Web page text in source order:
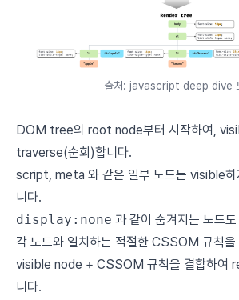
출처: javascript deep dive
DOM tree의 root node부터 시작하여,
traverse(순회)합니다.
script, meta 와 같은 일부 노드는 visible하
니다.
display:none 과 같이 숨겨지는 노드
각 노드와 일치하는 적절한 CSSOM 규칙을
visible node + CSSOM 규칙을 결합하여
니다.